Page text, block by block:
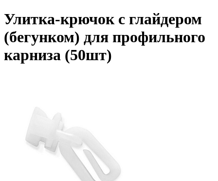
Улитка-крючок с глайдером
(бегунком) для профильного
карниза (50шт)